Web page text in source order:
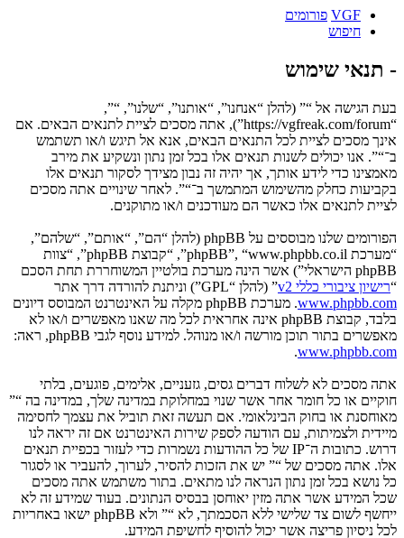
VGF פורומים
חיפוש
- תנאי שימוש
בעת הגישה אל “” (להלן “אנחנו”, “אותנו”, “שלנו”, “”,
“https://vgfreak.com/forum”), אתה מסכים לציית לתנאים הבאים. אם
אינך מסכים לציית לכל התנאים הבאים, אנא אל תיגש ו/או תשתמש
ב־“”. אנו יכולים לשנות תנאים אלו בכל זמן נתון ונשקיע את מירב
מאמצינו כדי לידע אותך, אך יהיה זה נבון מצידך לסקור תנאים אלו
בקביעות כחלק מהשימוש המתמשך ב־“”. לאחר שינויים אתה מסכים
לציית לתנאים אלו כאשר הם מעודכנים ו/או מתוקנים.
הפורומים שלנו מבוססים על phpBB (להלן “הם”, “אותם”, “שלהם”,
“מערכת phpBB”, “www.phpbb.co.il”, “קבוצת phpBB”, “צוות
phpBB הישראלי”) אשר הינה מערכת בולטיין המשוחררת תחת הסכם
“רישיון ציבורי כללי v2
” (להלן “GPL”) וניתנת להורדה דרך אתר
www.phpbb.com
. מערכת phpBB מקלה על האינטרנט המבוסס דיונים
בלבד, קבוצת phpBB אינה אחראית לכל מה שאנו מאפשרים ו/או לא
מאפשרים בתור תוכן מורשה ו/או מנוהל. למידע נוסף לגבי phpBB, ראה:
www.phpbb.com
.
אתה מסכים לא לשלוח דברים גסים, גזעניים, אלימים, פוגעים, בלתי
חוקיים או כל חומר אחר אשר שנוי במחלוקת במדינה שלך, במדינה בה “”
מאוחסנת או בחוק הבינלאומי. אם תעשה זאת תוביל את עצמך לחסימה
מיידית ולצמיתות, עם הודעה לספק שירות האינטרנט אם זה יראה לנו
דרוש. כתובות ה־IP של כל ההודעות נשמרות כדי לעזור בכפיית תנאים
אלו. אתה מסכים של “” יש את הזכות להסיר, לערוך, להעביר או לסגור
כל נושא בכל זמן נתון הנראה לנו מתאים. בתור משתמש אתה מסכים
שכל המידע אשר אתה מזין יאוחסן בבסיס הנתונים. בעוד שמידע זה לא
ייחשף לשום צד שלישי ללא הסכמתך, לא “” ולא phpBB ישאו באחריות
לכל ניסיון פריצה אשר יכול להוסיף לחשיפת המידע.